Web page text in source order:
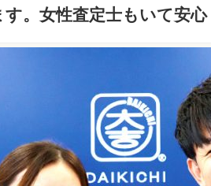
。女性査定士もいて安心